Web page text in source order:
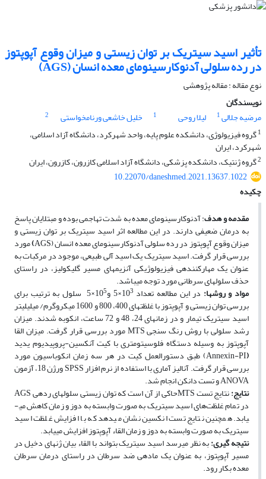
تأثیر اسید سیتریک بر توان زیستی و میزان وقوع آپوپتوز
در رده سلولی آدنوکارسینومای معده انسان (AGS)
نوع مقاله : مقاله پژوهشی
نویسندگان
مرضیه جلالی1 لیلا روحی 1 خلیل خاشعی ورنامخواستی
2
1گروه فیزیولوژی، دانشکده علوم پایه، واحد شهرکرد، دانشگاه آزاد اسلامی،
شهرکرد، ایران
2گروه ژنتیک، دانشکده پزشکی، دانشگاه آزاد اسلامی کازرون، کازرون، ایران
10.22070/daneshmed.2021.13637.1022
چکیده
مقدمه و هدف: آدنوکارسینومای معده به شدت تهاجمی بوده و مبتلایان پاسخ
به درمان ضعیفی دارند. در این مطالعه اثر اسید سیتریک بر توان زیستی و
میزان وقوع آپوپتوز در رده سلولی آدنوکارسینومای معده انسان (AGS )مورد
بررسی قرار گرفت. اسید سیتریک یک اسید آلی طبیعی، موجود در مرکبات به
عنوان یک مهارکننده­ی فیزیولوژیکی آنزیم­های مسیر گلیکولیز، در راستای
حذف سلول­های سرطانی مورد توجه می­باشد.
مواد و روش­ها: در این مطالعه تعداد 10 3 ×5 و10 5 ×5 سلول به ترتیب برای
بررسی توان زیستی و آپوپتوز با غلظت­های 400، 800 و 1600 میکروگرم/ میلی­لیتر
اسید سیتریک تیمار و در زمان­های­ 24، 48 و 72 ساعت، انکوبه شدند. میزان
رشد سلولی با روش رنگ سنجی MTS مورد بررسی قرار گرفت. میزان القا
آپوپتوز به وسیله دستگاه فلوسیتومتری با کیت آنکسین-پروپیدیوم یدید
( Annexin-PI) طبق دستورالعمل کیت در هر سه زمان انکوباسیون مورد
بررسی قرار گرفت. آنالیز آماری با استفاده از نرم افزار SPSS ورژن 18، آزمون
ANOVA و تست دانکن انجام شد.
نتایج: نتایج تست MTSحاکی از آن است که توان زیستی سلول­های رده­ی AGS
در تمام غلظت‌های اسید سیتریک به صورت وابسته به دوز و زمان کاهش می­
یابد. همچنین نتایج تست انکسین نشان می­دهد که با افزایش غلظت اسید
سیتریک به صورت وابسته به دوز و زمان القاء آپوپتوز افزایش می­یابد.
نتیجه ­گیری:به نظر می­رسد اسید سیتریک ­بتواند با القاء بیان ژن­های دخیل در
مسیر آپوپتوز، به عنوان یک ماده­ی ضد سرطان در راستای درمان سرطان
معده بکار رود.